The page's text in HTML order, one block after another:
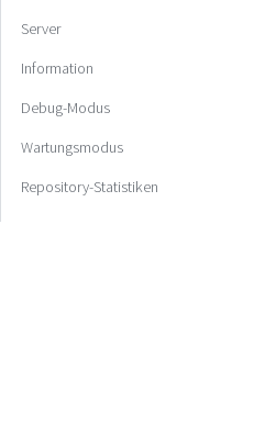
Server
Information
Debug-Modus
Wartungsmodus
Repository-Statistiken